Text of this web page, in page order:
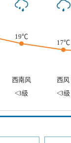
19℃
17℃
西南风
西风
<3级 <3级